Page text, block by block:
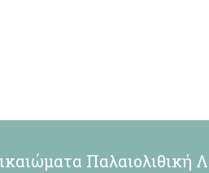
Παλαιολιθική